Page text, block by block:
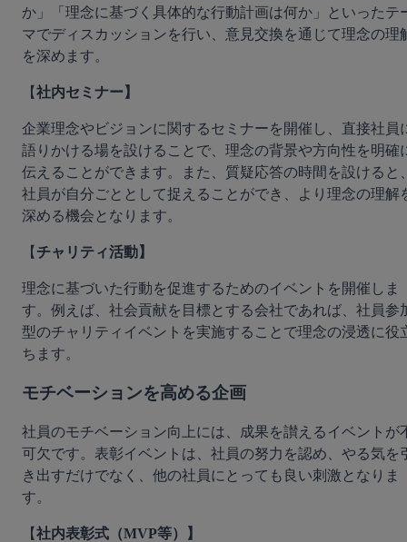
か」「理念に基づく具体的な行動計画は何か」といったテ
マでディスカッションを行い、意見交換を通じて理念の理
を深めます。
【社内セミナー】
企業理念やビジョンに関するセミナーを開催し、直接社員
語りかける場を設けることで、理念の背景や方向性を明確
伝えることができます。また、質疑応答の時間を設けると
社員が自分ごととして捉えることができ、より理念の理解
深める機会となります。
【 チャリティ活動】
理念に基づいた行動を促進するためのイベントを開催しま
す。例えば、社会貢献を目標とする会社であれば、社員参
型のチャリティイベントを実施することで理念の浸透に役
ちます。
モチベーションを高める企画
社員のモチベーション向上には、成果を讃えるイベントが
可欠です。表彰イベントは、社員の努力を認め、やる気を
き出すだけでなく、他の社員にとっても良い刺激となりま
す。
【社内表彰式（MVP等）】